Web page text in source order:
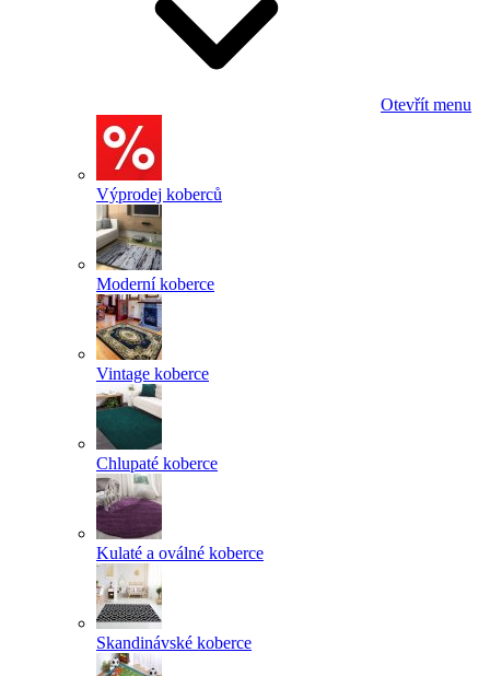
Otevřít menu
Výprodej koberců
Moderní koberce
Vintage koberce
Chlupaté koberce
Kulaté a oválné koberce
Skandinávské koberce